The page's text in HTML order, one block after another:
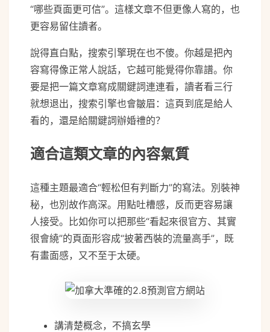
“哪些頁面更可信”。這樣文章不但更像人寫的，也
更容易留住讀者。
說得直白點，搜索引擎現在也不傻。你越是把內
容寫得像正常人說話，它越可能覺得你靠譜。你
要是把一篇文章寫成關鍵詞連連看，讀者看三行
就想退出，搜索引擎也會皺眉：這頁到底是給人
看的，還是給關鍵詞辦婚禮的？
適合這類文章的內容氣質
這種主題最適合“輕松但有判斷力”的寫法。別裝神
秘，也別故作高深。用點吐槽感，反而更容易讓
人接受。比如你可以把那些“看起來很官方、其實
很會繞”的頁面形容成“披著西裝的流量高手”，既
有畫面感，又不至于太硬。
講清楚概念，不搞玄學